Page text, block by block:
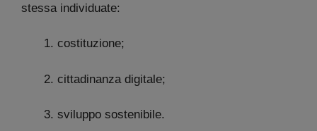
stessa individuate:
costituzione;
cittadinanza digitale;
sviluppo sostenibile.